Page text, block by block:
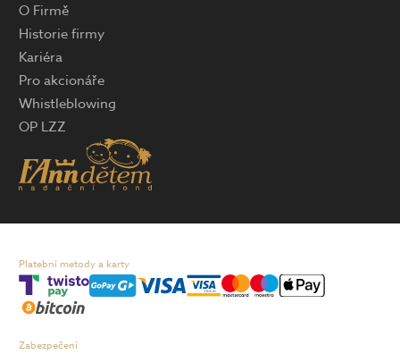
O Firmě
Historie firmy
Kariéra
Pro akcionáře
Whistleblowing
OP LZZ
Platební metody a karty
Zabezpečení